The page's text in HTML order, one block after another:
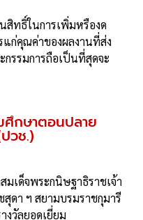
สิทธิ์ในการเพิ่มหรืองด
ก่คุณค่าของผลงานที่ส่ง
รรมการถือเป็นที่สุดจะ
ศึกษาตอนปลาย
วช.)
มเด็จพระกนิษฐาธิราชเจ้า
ดา ฯ สยามบรมราชกุมารี
งวัลยอดเยี่ยม